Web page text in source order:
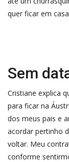
quer ficar em
Sem
Cristiane explica
para ficar na
dos meus pais e
acordar pertinho
voltar. Meu
conforme